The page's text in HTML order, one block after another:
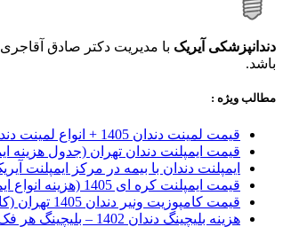
دندانپزشکی آیریک با مدیریت دکتر صادق آقاجری از سال 95 با یک شعبه آغاز بکار کرده و
باشد.
مطالب ویژه :
قیمت لمینت دندان 1405 + انواع لمینت دندان با قیمت ویژه
قیمت ایمپلنت دندان تهران (جدول هزینه
ایمپلنت دندان با بیمه در مرکز
قیمت ایمپلنت کره ای‌ 1405 (هزینه انواع ایمپلنت کره‌ای با‌روکش)
قیمت کامپوزیت ونیر دندان 1405 تهران (کامپوزیت ips + عکس)
هزینه بلیچینگ دندان 1402 – بلیچینگ هر فک در تهران